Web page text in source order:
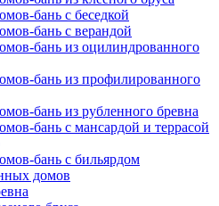
бань с беседкой
бань с верандой
бань из оцилиндрованного
бань из профилированного
бань из рубленного бревна
бань с мансардой и террасой
бань с бильярдом
домов